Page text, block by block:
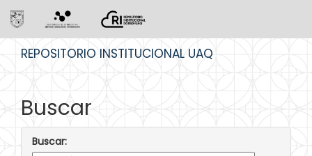
REPOSITORIO INSTITUCIONAL UAQ
Buscar
Buscar: